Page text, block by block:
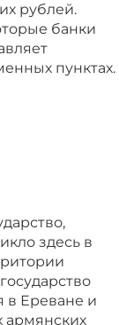
рублей.
банки
пунктах.
здесь в
в Ереване и
армянских